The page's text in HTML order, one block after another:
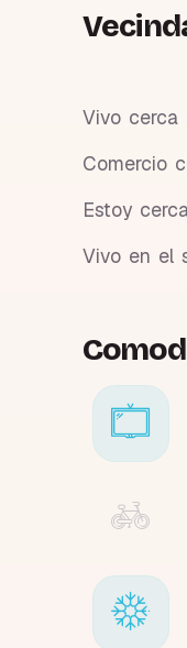
Vivo cerca
Comercio
Estoy
Vivo en el